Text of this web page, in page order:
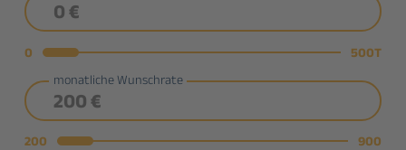
0
500T
monatliche Wunschrate
200 900